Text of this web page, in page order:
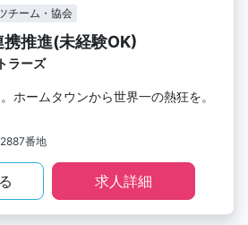
チーム・協会
推進(未経験OK)
ラーズ
ホームタウンから世界一の熱狂を。
番地
求人詳細